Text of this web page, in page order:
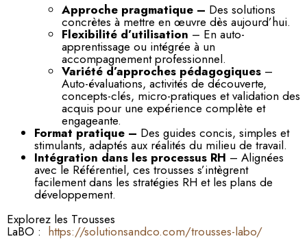
Approche pragmatique – Des solutions
concrètes à mettre en œuvre dès aujourd’hui.
Flexibilité d’utilisation – En auto-
apprentissage ou intégrée à un
accompagnement professionnel.
Variété d’approches pédagogiques –
Auto-évaluations, activités de découverte,
concepts-clés, micro-pratiques et validation des
acquis pour une expérience complète et
engageante.
Format pratique – Des guides concis, simples et
stimulants, adaptés aux réalités du milieu de travail.
Intégration dans les processus RH – Alignées
avec le Référentiel, ces trousses s’intègrent
facilement dans les stratégies RH et les plans de
développement.
Explorez les Trousses
LaBO : https://solutionsandco.com/trousses-labo/